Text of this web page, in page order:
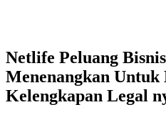
Netlife Peluang
Menenangkan
Kelengkapan Legal